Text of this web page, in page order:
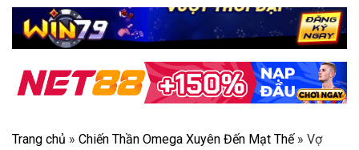
Trang chủ » Chiến Thần Omega Xuyên Đến Mạt Thế» Vợ